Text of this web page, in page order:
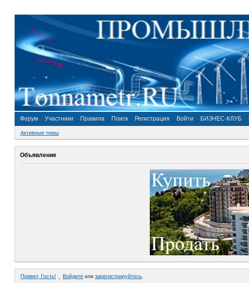
Форум Участники Правила Поиск Регистрация Войти БИЗНЕС-КЛУБ
Активные темы
Объявление
Привет, Гость! Войдите или зарегистрируйтесь